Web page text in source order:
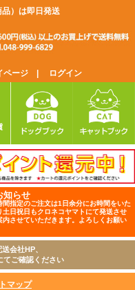
）は即日発送
ージ | ログイン
知らせ
指定のご注文は1日余分にお時間をいた
日祝日もクロネコヤマトにて発送させ
させていただきます。よろしくお願い
会社HP、
てご確認ください
マップ